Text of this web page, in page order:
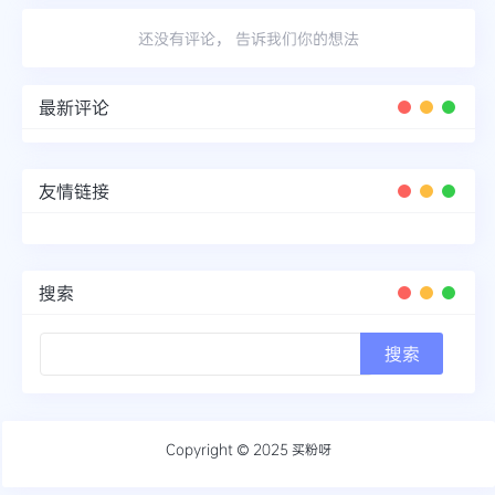
还没有评论， 告诉我们你的想法
最新评论
友情链接
搜索
Copyright © 2025 买粉呀